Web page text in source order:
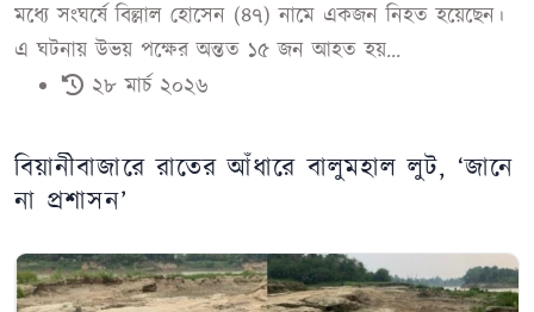
মধ্যে সংঘর্ষে বিল্লাল হোসেন (৪৭) নামে একজন নিহত হয়েছেন।
এ ঘটনায় উভয় পক্ষের অন্তত ১৫ জন আহত হয়...
২৮ মার্চ ২০২৬
বিয়ানীবাজারে রাতের আঁধারে বালুমহাল লুট, ‘জানে
না প্রশাসন’